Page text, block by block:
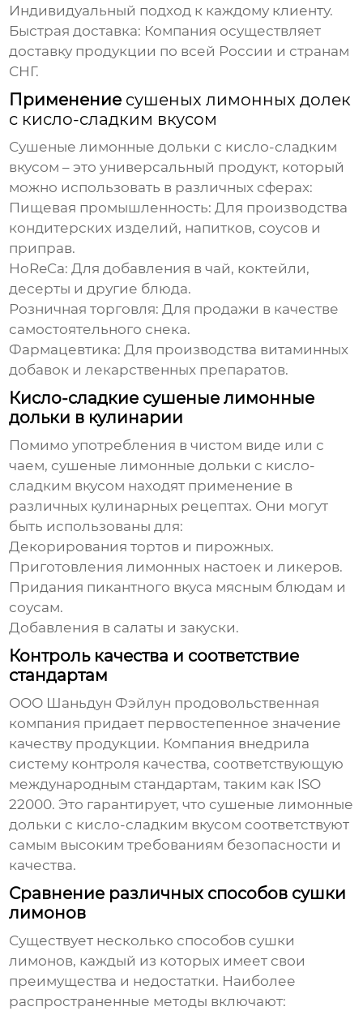
Индивидуальный подход к каждому клиенту.
Быстрая доставка: Компания осуществляет
доставку продукции по всей России и странам
СНГ.
Применение сушеных лимонных долек
с кисло-сладким вкусом
Сушеные лимонные дольки с кисло-сладким
вкусом – это универсальный продукт, который
можно использовать в различных сферах:
Пищевая промышленность: Для производства
кондитерских изделий, напитков, соусов и
приправ.
HoReCa: Для добавления в чай, коктейли,
десерты и другие блюда.
Розничная торговля: Для продажи в качестве
самостоятельного снека.
Фармацевтика: Для производства витаминных
добавок и лекарственных препаратов.
Кисло-сладкие сушеные лимонные
дольки в кулинарии
Помимо употребления в чистом виде или с
чаем, сушеные лимонные дольки с кисло-
сладким вкусом находят применение в
различных кулинарных рецептах. Они могут
быть использованы для:
Декорирования тортов и пирожных.
Приготовления лимонных настоек и ликеров.
Придания пикантного вкуса мясным блюдам и
соусам.
Добавления в салаты и закуски.
Контроль качества и соответствие
стандартам
ООО Шаньдун Фэйлун продовольственная
компания придает первостепенное значение
качеству продукции. Компания внедрила
систему контроля качества, соответствующую
международным стандартам, таким как ISO
22000. Это гарантирует, что сушеные лимонные
дольки с кисло-сладким вкусом соответствуют
самым высоким требованиям безопасности и
качества.
Сравнение различных способов сушки
лимонов
Существует несколько способов сушки
лимонов, каждый из которых имеет свои
преимущества и недостатки. Наиболее
распространенные методы включают: